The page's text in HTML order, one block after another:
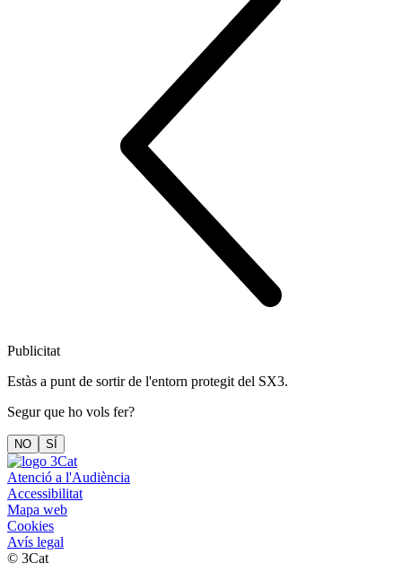
Publicitat
Estàs a punt de sortir de l'entorn protegit del SX3.
Segur que ho vols fer?
NO SÍ
Atenció a l'Audiència
Accessibilitat
Mapa web
Cookies
Avís legal
© 3Cat